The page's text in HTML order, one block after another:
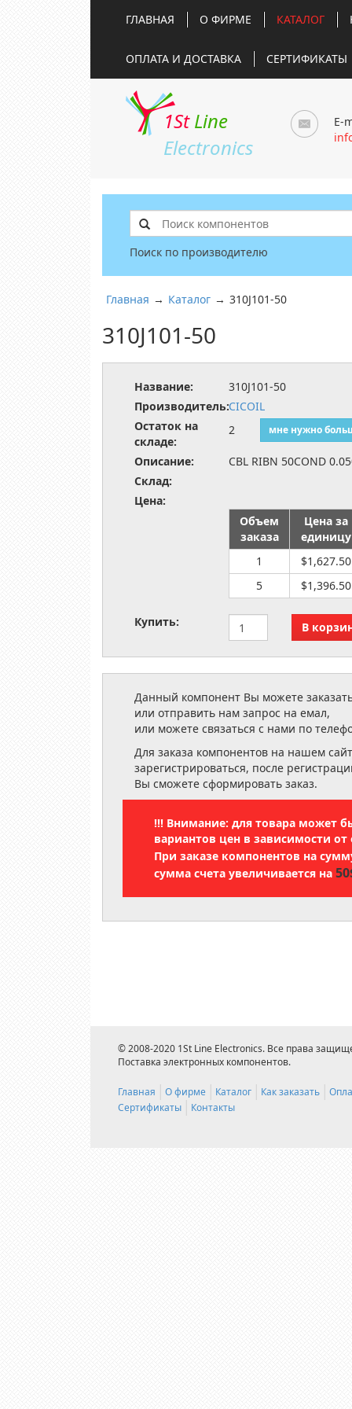
ГЛАВНАЯ О ФИРМЕ КАТАЛОГ
ОПЛАТА И ДОСТАВКА СЕРТИФИКАТЫ
1St Line
Electronics
E-
Поиск по производителю
Главная → Каталог → 310J101-50
310J101-50
Название:
310J101-50
Производитель:CICOIL
Остаток на
складе:
2 мне нужно
Описание:
CBL RIBN 50COND
Склад:
Цена:
Объем
заказа
Цена за
единицу
1
$1,627.50
5
$1,396.50
Купить:
Данный компонент Вы можете
или отправить нам запрос на емал,
или можете связаться с нами по
Для заказа компонентов на нашем
зарегистрироваться, после
Вы сможете сформировать заказ.
!!! Внимание: для товара может
вариантов цен в зависимости от
При заказе компонентов на
сумма счета увеличивается на
© 2008-2020 1St Line Electronics. Все права
Поставка электронных компонентов.
Главная О фирме Каталог Как заказать
Сертификаты
Контакты